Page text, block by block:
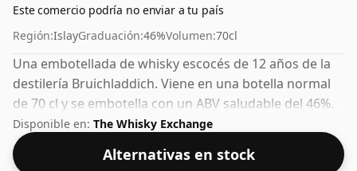
Este comercio podría no enviar a tu país
Región:IslayGraduación:46%Volumen:70cl
Una embotellada de whisky escocés de 12 años de la
destilería Bruichladdich. Viene en una botella normal
de 70 cl y se embotella con un ABV saludable del 46%.
Disponible en: The Whisky Exchange
Alternativas en stock